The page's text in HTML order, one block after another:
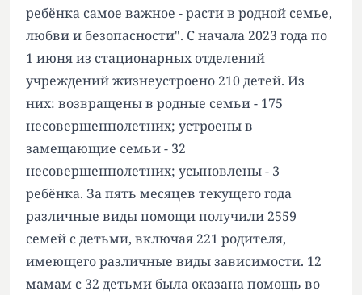
ребёнка самое важное - расти в родной семье,
любви и безопасности". С начала 2023 года по
1 июня из стационарных отделений
учреждений жизнеустроено 210 детей. Из
них: возвращены в родные семьи - 175
несовершеннолетних; устроены в
замещающие семьи - 32
несовершеннолетних; усыновлены - 3
ребёнка. За пять месяцев текущего года
различные виды помощи получили 2559
семей с детьми, включая 221 родителя,
имеющего различные виды зависимости. 12
мамам с 32 детьми была оказана помощь во